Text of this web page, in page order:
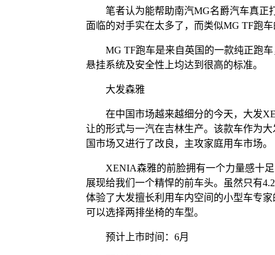
笔者认为能帮助南汽MG名爵汽车真正
面临的对手实在太多了，而类似MG TF跑
MG TF跑车是来自英国的一款纯正跑车
悬挂系统及安全性上均达到很高的标准。
大发森雅
在中国市场越来越细分的今天，大发
让的形式与一汽在吉林生产。该款车作为
国市场又进行了改良，主攻家庭用车市场。
XENIA森雅的前脸拥有一个力量感十足
展现给我们一个精悍的前车头。虽然只有
体验了大发擅长利用车内空间的小型车专
可以选择两排坐椅的车型。
预计上市时间：6月